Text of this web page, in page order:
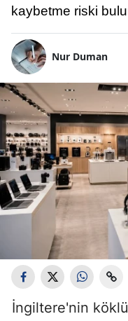
kaybetme riski
Nur Duman
İngiltere'nin